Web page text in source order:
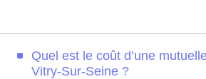
Quel est le coût d’une
Vitry-Sur-Seine ?